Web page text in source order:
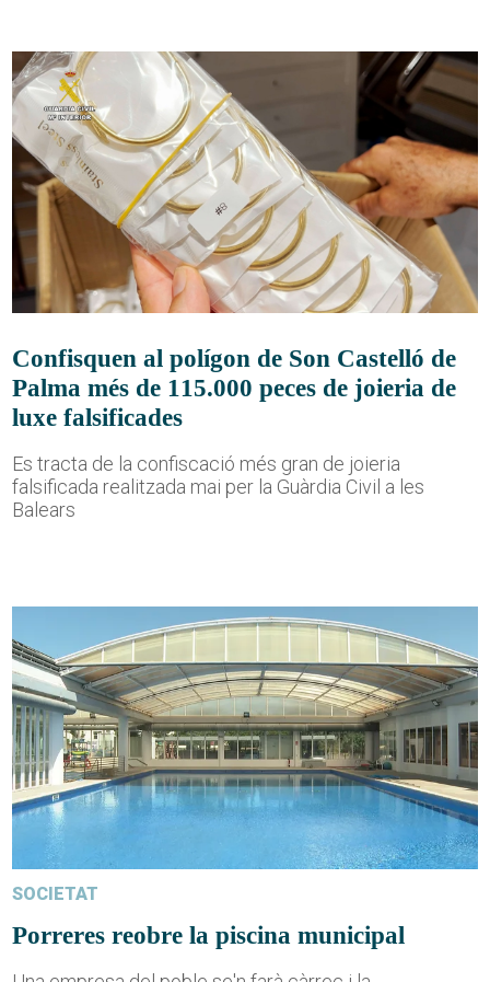
Confisquen al polígon de Son Castelló de
Palma més de 115.000 peces de joieria de
luxe falsificades
Es tracta de la confiscació més gran de joieria
falsificada realitzada mai per la Guàrdia Civil a les
Balears
SOCIETAT
Porreres reobre la piscina municipal